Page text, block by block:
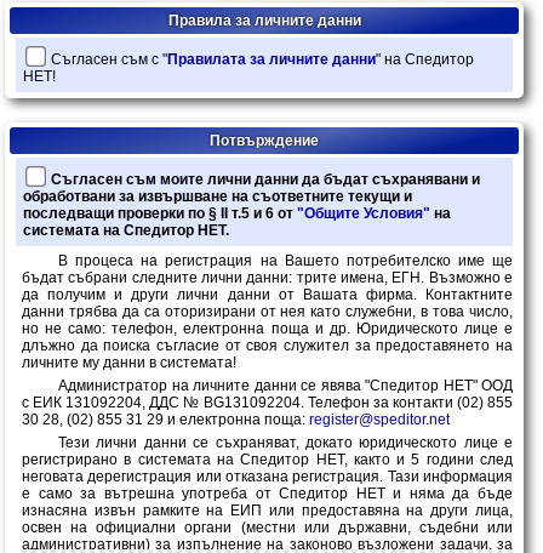
Правила за личните данни
Cъгласен съм с "Правилата за личните данни" на Спедитор
НЕТ!
Потвърждение
Cъгласен съм моите лични данни да бъдат съхранявани и
обработвани за извършване на съответните текущи и
последващи проверки по § II т.5 и 6 от "Oбщите Условия" на
системата на Спедитор НЕТ.
В процеса на регистрация на Вашето потребителско име ще
бъдат събрани следните лични данни: трите имена, ЕГН. Възможно е
да получим и други лични данни от Вашата фирма. Контактните
данни трябва да са оторизирани от нея като служебни, в това число,
но не само: телефон, електронна поща и др. Юридическото лице е
длъжно да поиска съгласие от своя служител за предоставянето на
личните му данни в системата!
Администратор на личните данни се явява "Спедитор НЕТ" ООД
с ЕИК 131092204, ДДС № BG131092204. Телeфон за контакти (02) 855
30 28, (02) 855 31 29 и електронна поща: register@speditor.net
Тези лични данни се съхраняват, докато юридическото лице е
регистрирано в системата на Спедитор НЕТ, както и 5 години след
неговата дерегистрация или отказана регистрация. Тази информация
е само за вътрешна употреба от Спедитор НЕТ и няма да бъде
изнасяна извън рамките на ЕИП или предоставяна на други лица,
освен на официални органи (местни или държавни, съдебни или
административни) за изпълнение на законово възложени задачи, за